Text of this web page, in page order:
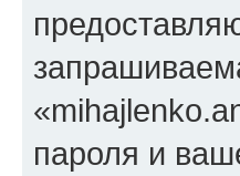
пароля и